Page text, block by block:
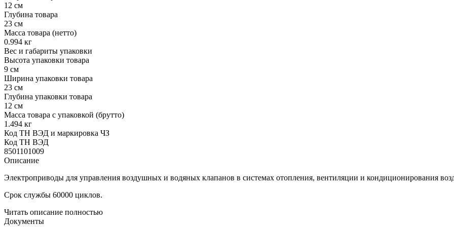
12 см
Глубина товара
23 см
Масса товара (нетто)
0.994 кг
Вес и габариты упаковки
Высота упаковки товара
9 см
Ширина упаковки товара
23 см
Глубина упаковки товара
12 см
Масса товара с упаковкой (брутто)
1.494 кг
Код ТН ВЭД и маркировка ЧЗ
Код ТН ВЭД
8501101009
Описание
Электроприводы для управления воздушных и водяных клапанов в системах отопления, вентиляции и кондиционирования
Срок службы 60000 циклов.
Читать описание полностью
Документы